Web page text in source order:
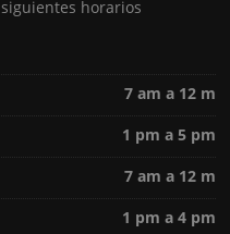
horarios
7 am a 12 m
1 pm a 5 pm
7 am a 12 m
1 pm a 4 pm